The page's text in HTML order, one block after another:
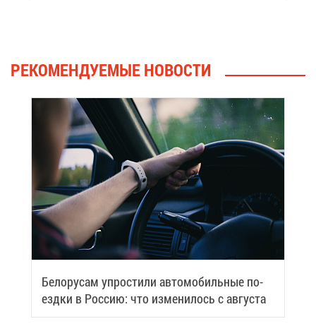
РЕ­КО­МЕН­ДУ­Е­МЫЕ НО­ВО­СТИ
Бе­ло­ру­сам упро­сти­ли ав­то­мо­биль­ные по­
езд­ки в Рос­сию: что из­ме­ни­лось с ав­гу­ста